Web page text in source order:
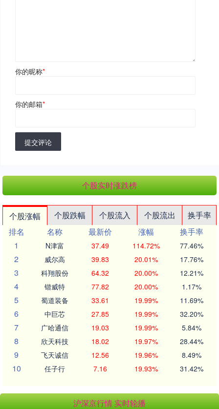
你的昵称*
你的邮箱*
提交评论
个股实时涨跌榜
个股涨幅 个股跌幅 个股流入 个股流出
换手率
排名
名称 最新价 涨幅
换手率
1
N津富 37.49 114.72% 77.46%
2 威尔高 39.83 20.01% 17.76%
3 科翔股份 64.32 20.00% 12.21%
4 锴威特 77.82 20.00% 1.17%
5 蜀道装备 33.61 19.99% 11.69%
6 中巨芯 27.85 19.99% 32.20%
7 广哈通信 19.03 19.99% 5.84%
8 欣天科技 18.02 19.97% 28.44%
9 飞天诚信 12.56 19.96% 8.49%
10 任子行 7.16 19.93% 31.42%
沪深京行情 实时轮播